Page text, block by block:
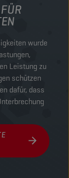
wurde
Leistung zu
schützen
dafür, dass